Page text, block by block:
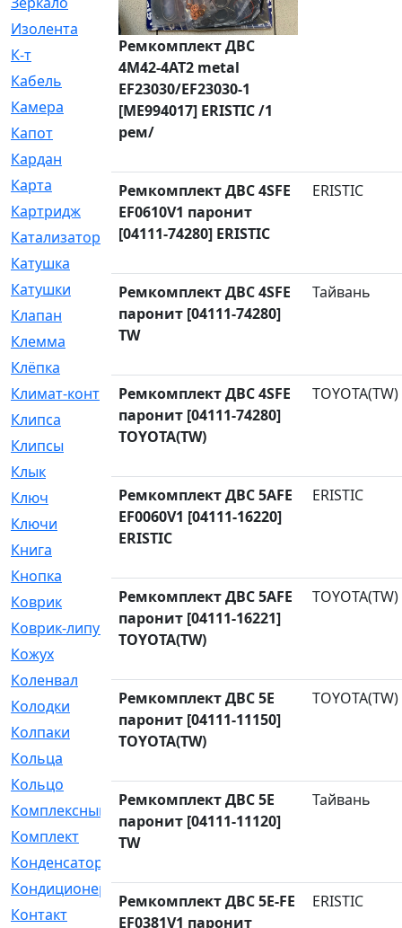
Изолента
[1]
К-т
[13]
Кабель
[50]
Камера
[4]
Капот
[144]
Кардан
Карта
[2]
Картридж
[250]
Катализатор
[1]
Катушка
Катушки
[291]
Клапан
[375]
Клемма
Клёпка
Климат-контроль
[3]
Клипса
[21]
Клипсы
[321]
Клык
[4]
Ключ
[2]
Ключи
[3]
Книга
[293]
Кнопка
[3]
Коврик
[1]
Коврик-липучка
[2]
Кожух
Коленвал
[38]
Колодки
[2151]
Колпаки
[5]
Кольца
Кольцо
[272]
Комплексный
[1]
Комплект
Конденсатор
Кондиционер
[2]
Контакт
[3]
Ремкомплект ДВС
4M42-4AT2 metal
EF23030/EF23030-1
[ME994017] ERISTIC /1
рем/
Ремкомплект ДВС 4SFE
EF0610V1 паронит
[04111-74280] ERISTIC
ERISTIC
Ремкомплект ДВС 4SFE
паронит [04111-74280]
TW
Тайвань
Ремкомплект ДВС 4SFE
паронит [04111-74280]
TOYOTA(TW)
TOYOTA(TW)
Ремкомплект ДВС 5AFE
EF0060V1 [04111-16220]
ERISTIC
ERISTIC
Ремкомплект ДВС 5AFE
паронит [04111-16221]
TOYOTA(TW)
TOYOTA(TW)
Ремкомплект ДВС 5E
паронит [04111-11150]
TOYOTA(TW)
TOYOTA(TW)
Ремкомплект ДВС 5E
паронит [04111-11120]
TW
Тайвань
Ремкомплект ДВС 5E-FE
EF0381V1 паронит
ERISTIC